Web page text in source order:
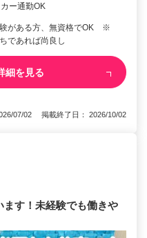
ー通勤OK
がある方、無資格でOK ※
であれば尚良し
細を見る
07/02 掲載終了日： 2026/10/02
す！未経験でも働きや